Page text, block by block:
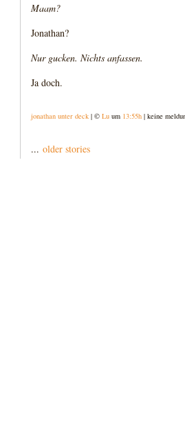
Maam?
Jonathan?
Nur gucken. Nichts anfassen.
Ja doch.
jonathan unter deck | © Lu um 13:55h | keine
... older stories